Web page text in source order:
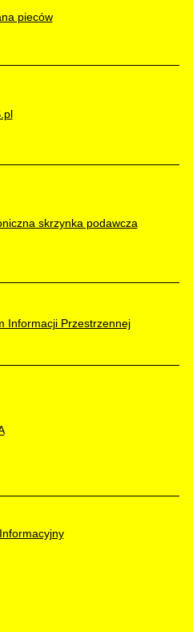
pieców
skrzynka podawcza
Informacji Przestrzennej